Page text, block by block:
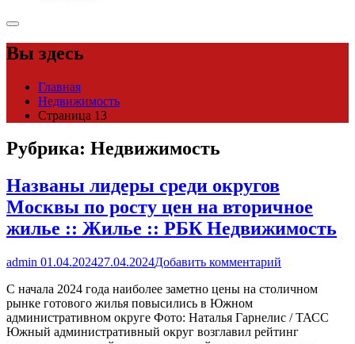
Вы здесь
Главная
Недвижимость
Страница 13
Рубрика: Недвижимость
Названы лидеры среди округов
Москвы по росту цен на вторичное
жилье :: Жилье :: РБК Недвижимость
admin 01.04.202427.04.2024Добавить комментарий
С начала 2024 года наиболее заметно цены на столичном
рынке готового жилья повысились в Южном
административном округе Фото: Наталья Гарнелис / ТАСС
Южный административный округ возглавил рейтинг